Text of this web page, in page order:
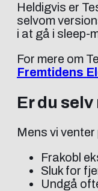
Heldigvis er
selvom
i at gå i sleep-
For mere om
Fremtidens
Er du
Mens vi
Frakobl
Sluk for
Undgå